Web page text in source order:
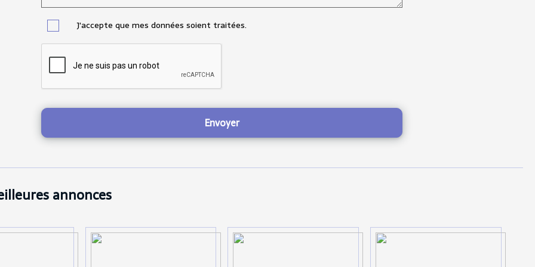
J'accepte que mes données soient traitées.
Envoyer
annonces